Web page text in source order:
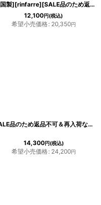
[韓国製][rinfarre][SALE品のため返品不可＆再入荷なしの現品限り]デコルテ＆半袖シースルーレース・刺繍・タイト・ハートカット・ミディアムドレス・膝丈・ワンピース[山崎みどり・MIRIN着用][送料無料]mywn
12,100円(税込)
希望小売価格: 20,350円
[SALE品のため返品不可＆再入荷なしの現品限り][韓国製][rinfarre]五分袖・七分袖・シンプル・無地・ストーン・ストレッチ・スリット・タイト・ロングドレス[MIRIN着用]
14,300円(税込)
希望小売価格: 24,200円